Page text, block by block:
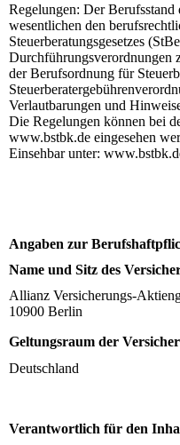
Regelungen: Der Berufsstand
wesentlichen den
Steuerberatungsgesetzes
Durchführungsverordnungen
der Berufsordnung für
Verlautbarungen und
Die Regelungen können bei
www.bstbk.de eingesehen
Einsehbar unter:
Angaben zur
Name und Sitz des
Allianz Versicherungs-
10900 Berlin
Geltungsraum der
Deutschland
Verantwortlich für den